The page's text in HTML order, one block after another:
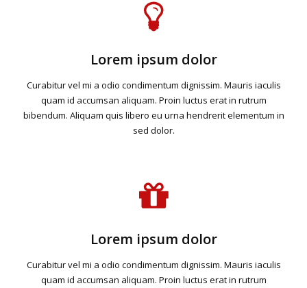
Lorem ipsum dolor
Curabitur vel mi a odio condimentum dignissim. Mauris iaculis
quam id accumsan aliquam. Proin luctus erat in rutrum
bibendum. Aliquam quis libero eu urna hendrerit elementum in
sed dolor.
Lorem ipsum dolor
Curabitur vel mi a odio condimentum dignissim. Mauris iaculis
quam id accumsan aliquam. Proin luctus erat in rutrum